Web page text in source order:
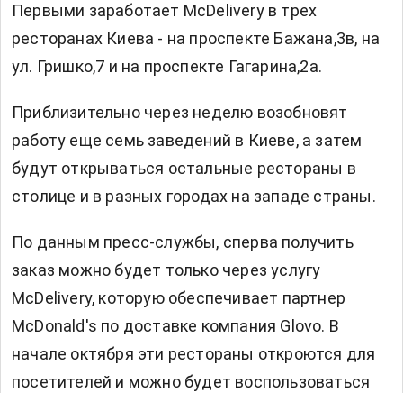
Первыми заработает McDelivery в трех
ресторанах Киева - на проспекте Бажана,3в, на
ул. Гришко,7 и на проспекте Гагарина,2а.
Приблизительно через неделю возобновят
работу еще семь заведений в Киеве, а затем
будут открываться остальные рестораны в
столице и в разных городах на западе страны.
По данным пресс-службы, сперва получить
заказ можно будет только через услугу
McDelivery, которую обеспечивает партнер
McDonald's по доставке компания Glovo. В
начале октября эти рестораны откроются для
посетителей и можно будет воспользоваться